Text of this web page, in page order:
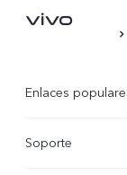
Enlaces
Soporte